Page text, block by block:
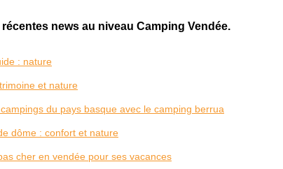
récentes news au niveau Camping Vendée.
: nature
et nature
du pays basque avec le camping berrua
dôme : confort et nature
cher en vendée pour ses vacances